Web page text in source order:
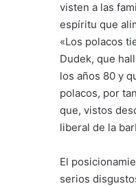
visten a las
espíritu que
«Los polacos
Dudek, que
los años 80 y
polacos, por
que, vistos
liberal de la
El
serios